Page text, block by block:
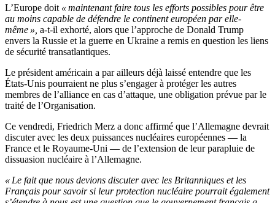
L’Europe doit « maintenant faire tous les efforts possibles pour être
au moins capable de défendre le continent européen par elle-
même », a-t-il exhorté, alors que l’approche de Donald Trump
envers la Russie et la guerre en Ukraine a remis en question les liens
de sécurité transatlantiques.
Le président américain a par ailleurs déjà laissé entendre que les
États-Unis pourraient ne plus s’engager à protéger les autres
membres de l’alliance en cas d’attaque, une obligation prévue par le
traité de l’Organisation.
Ce vendredi, Friedrich Merz a donc affirmé que l’Allemagne devrait
discuter avec les deux puissances nucléaires européennes — la
France et le Royaume-Uni — de l’extension de leur parapluie de
dissuasion nucléaire à l’Allemagne.
« Le fait que nous devions discuter avec les Britanniques et les
Français pour savoir si leur protection nucléaire pourrait également